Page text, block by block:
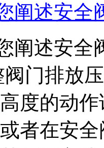
阐述安全
阐述安全
门排放
度的动
者在安